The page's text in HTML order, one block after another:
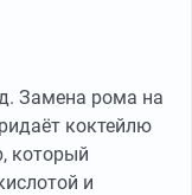
Замена рома на
коктейлю
который
и